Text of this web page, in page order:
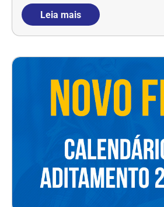
Leia mais